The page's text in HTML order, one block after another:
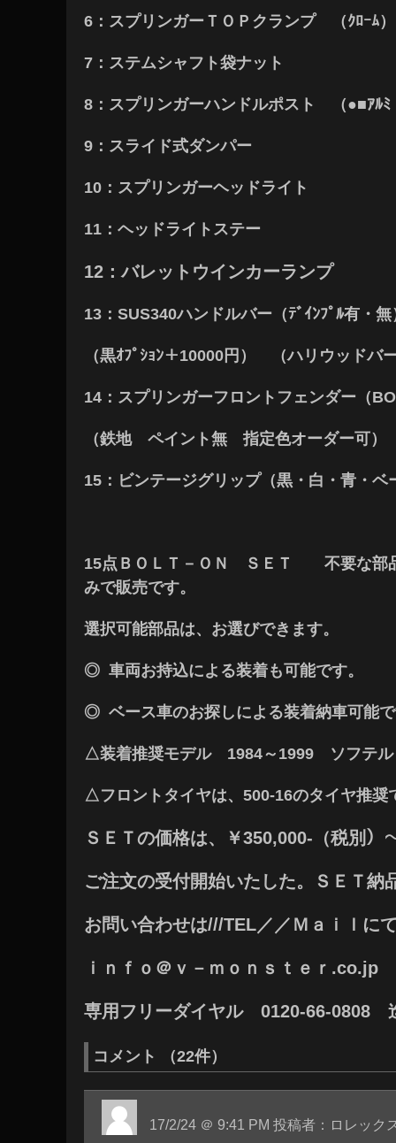
6：スプリンガーＴＯＰクランプ （ｸﾛｰﾑ）
7：ステムシャフト袋ナット
8：スプリンガーハンドルポスト （●■ｱﾙﾐ
9：スライド式ダンパー
10：スプリンガーヘッドライト
11：ヘッドライトステー
12：バレットウインカーランプ
13：SUS340ハンドルバー（ﾃﾞｲﾝﾌﾟﾙ有・無
（黒ｵﾌﾟｼｮﾝ＋10000円） （ハリウッドバ
14：スプリンガーフロントフェンダー（
（鉄地 ペイント無 指定色オーダー可）
15：ビンテージグリップ（黒・白・青・ベ
15点ＢＯＬＴ－ＯＮ ＳＥＴ 不要な部
みで販売です。
選択可能部品は、お選びできます。
◎ 車両お持込による装着も可能です。
◎ ベース車のお探しによる装着納車可能
△装着推奨モデル 1984～1999 ソフテル
△フロントタイヤは、500-16のタイヤ推奨
ＳＥＴの価格は、￥350,000-（税別）
ご注文の受付開始いたした。ＳＥＴ納
お問い合わせは///TEL／／Ｍａｉｌに
ｉｎｆｏ＠ｖ－ｍｏｎｓｔｅｒ.co.jp
専用フリーダイヤル 0120-66-0808
コメント （22件）
17/2/24 ＠ 9:41 PM 投稿者：ロレック